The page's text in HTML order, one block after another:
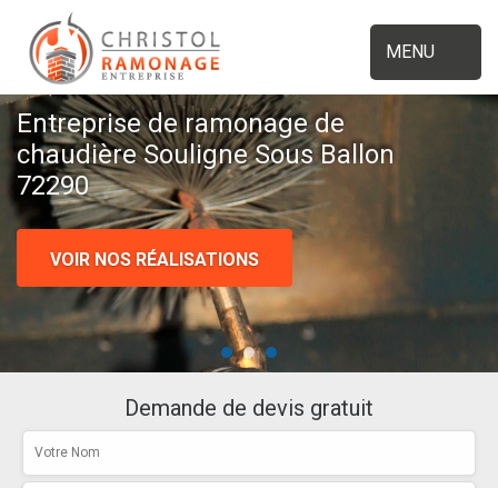
MENU
Entreprise de ramonage de
chaudière Souligne Sous Ballon
72290
VOIR NOS RÉALISATIONS
Demande de devis gratuit